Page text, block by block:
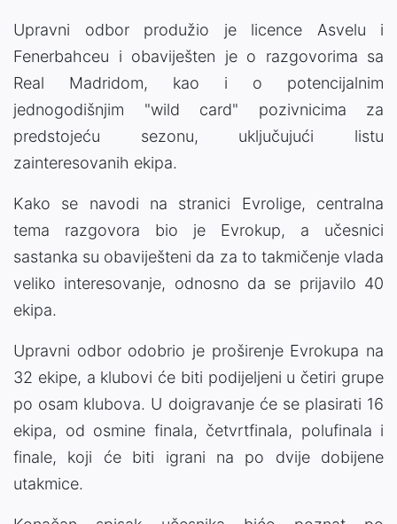
Upravni odbor produžio je licence Asvelu i
Fenerbahceu i obaviješten je o razgovorima sa
Real Madridom, kao i o potencijalnim
jednogodišnjim "wild card" pozivnicima za
predstojeću sezonu, uključujući listu
zainteresovanih ekipa.
Kako se navodi na stranici Evrolige, centralna
tema razgovora bio je Evrokup, a učesnici
sastanka su obaviješteni da za to takmičenje vlada
veliko interesovanje, odnosno da se prijavilo 40
ekipa.
Upravni odbor odobrio je proširenje Evrokupa na
32 ekipe, a klubovi će biti podijeljeni u četiri grupe
po osam klubova. U doigravanje će se plasirati 16
ekipa, od osmine finala, četvrtfinala, polufinala i
finale, koji će biti igrani na po dvije dobijene
utakmice.